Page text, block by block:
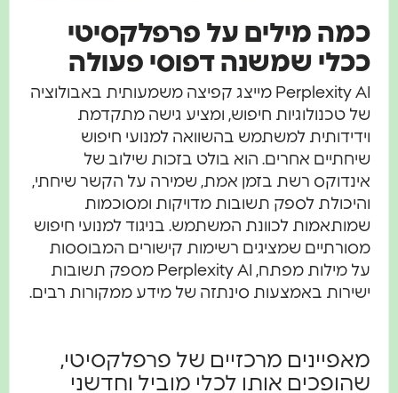
כמה מילים על פרפלקסיטי
ככלי שמשנה דפוסי פעולה
Perplexity AI מייצג קפיצה משמעותית באבולוציה
של טכנולוגיות חיפוש, ומציע גישה מתקדמת
וידידותית למשתמש בהשוואה למנועי חיפוש
שיחתיים אחרים. הוא בולט בזכות שילוב של
אינדוקס רשת בזמן אמת, שמירה על הקשר שיחתי,
והיכולת לספק תשובות מדויקות ומסוכמות
שמותאמות לכוונת המשתמש. בניגוד למנועי חיפוש
מסורתיים שמציגים רשימות קישורים המבוססות
על מילות מפתח, Perplexity AI מספק תשובות
ישירות באמצעות סינתזה של מידע ממקורות רבים.
מאפיינים מרכזיים של פרפלקסיטי,
שהופכים אותו לכלי מוביל וחדשני